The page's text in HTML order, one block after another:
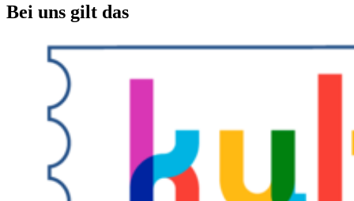
Bei uns gilt das